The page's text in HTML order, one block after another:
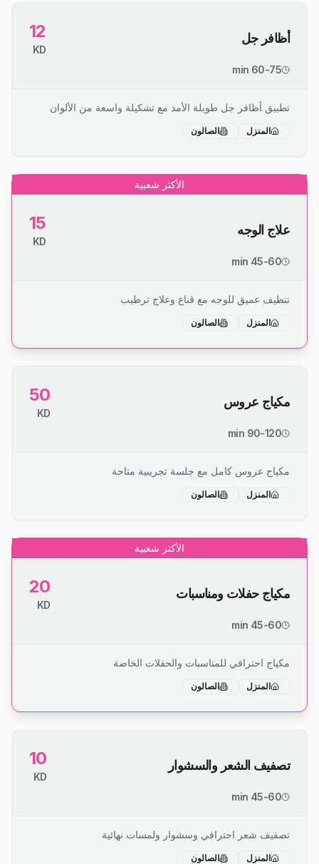
أظافر جل 12
KD
60-75 min
تطبيق أظافر جل طويلة الأمد مع تشكيلة واسعة من الألوان
المنزل الصالون
الأكثر شعبية
علاج الوجه 15
KD
45-60 min
تنظيف عميق للوجه مع قناع وعلاج ترطيب
المنزل الصالون
مكياج عروس 50
KD
90-120 min
مكياج عروس كامل مع جلسة تجريبية متاحة
المنزل الصالون
الأكثر شعبية
مكياج حفلات ومناسبات 20
KD
45-60 min
مكياج احترافي للمناسبات والحفلات الخاصة
المنزل الصالون
تصفيف الشعر والسشوار 10
KD
45-60 min
تصفيف شعر احترافي وسشوار ولمسات نهائية
المنزل الصالون